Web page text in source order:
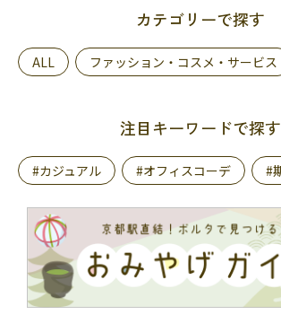
カテゴリーで探す
ALL ファッション・コスメ・サービス
注目キーワードで探す
#カジュアル #オフィスコーデ #